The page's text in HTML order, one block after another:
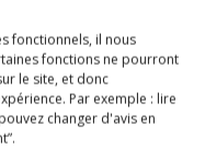
fonctionnels, il nous
fonctions ne pourront
le site, et donc
Par exemple : lire
changer d'avis en
NOUS !